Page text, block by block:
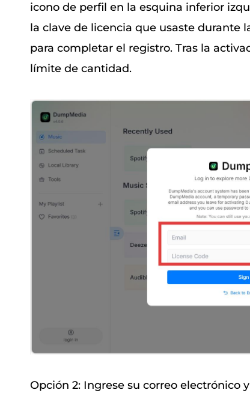
icono de perfil en la esquina inferior
la clave de licencia que usaste durante
para completar el registro. Tras la
límite de cantidad.
Opción 2: Ingrese su correo electrónico